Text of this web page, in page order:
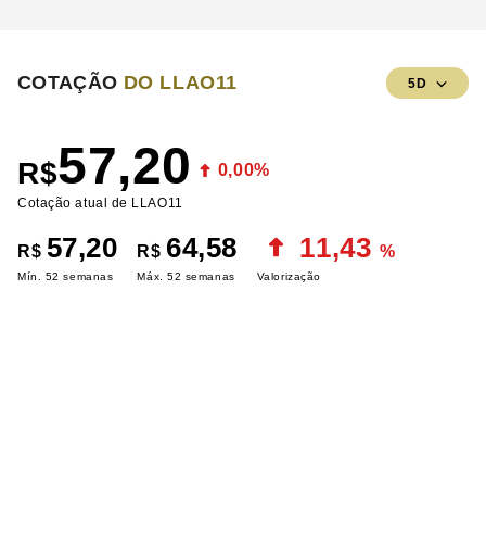
COTAÇÃO DO LLAO11 5D
R$57,20 0,00%
Cotação atual de LLAO11
R$ 57,20
Mín. 52 semanas
R$ 64,58
Máx. 52 semanas
11,43 %
Valorização